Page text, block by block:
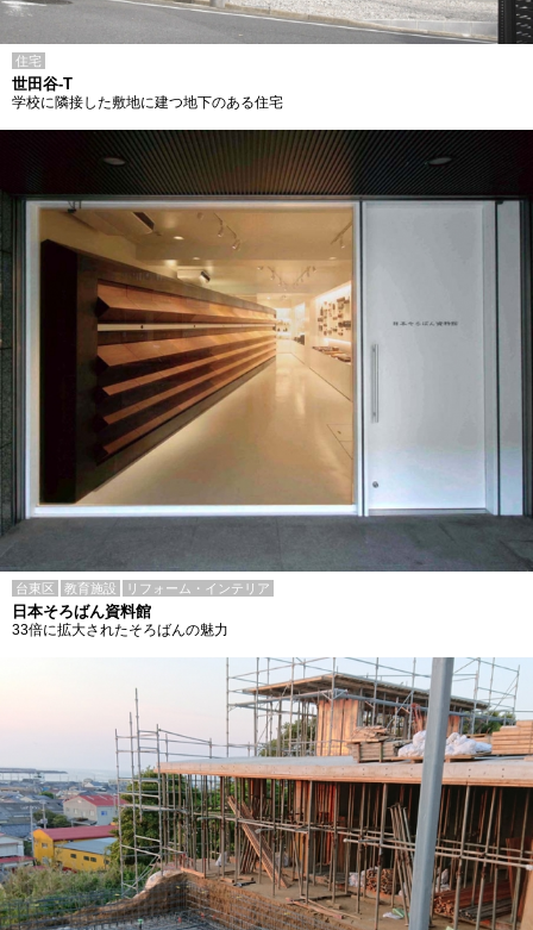
住宅
世田谷-T
学校に隣接した敷地に建つ地下のある住宅
台東区 教育施設 リフォーム・インテリア
日本そろばん資料館
33倍に拡大されたそろばんの魅力